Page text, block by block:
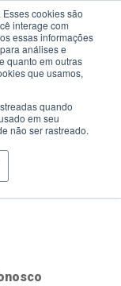
cookies são
interage com
essas informações
análises e
quanto em outras
que usamos,
quando
em seu
não ser rastreado.